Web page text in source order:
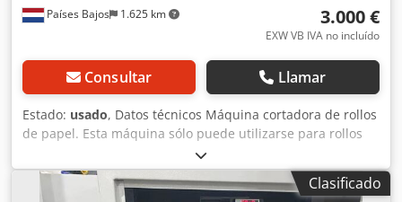
Países Bajos 1.625 km 3.000 €
EXW VB IVA no incluído
Consultar Llamar
Estado: usado, Datos técnicos Máquina cortadora de rollos
de papel. Esta máquina sólo puede utilizarse para rollos
residuales pequeños de hasta un diámetro máximo de 400
mm con el fin de desenrollar automáticamente estos rollos
residuales y cortar el papel en tiras para que puedaClasificado